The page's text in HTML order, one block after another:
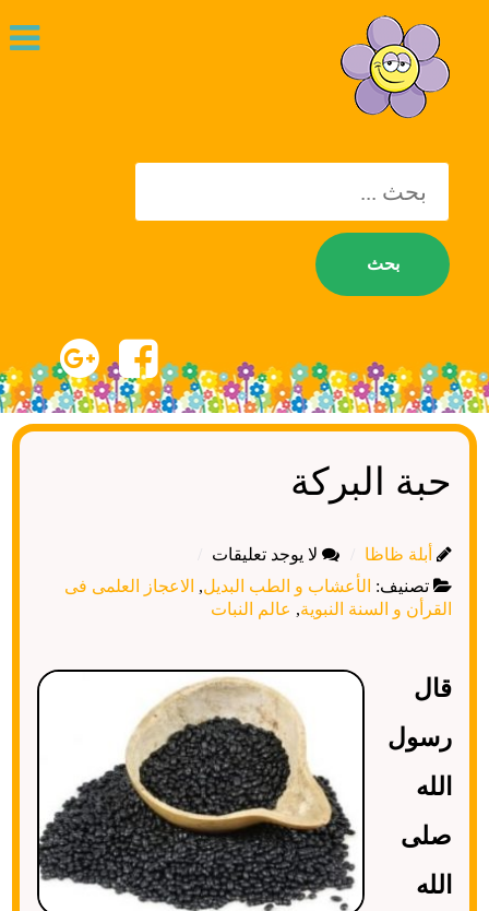
عن:
حبة البركة
أبلة ظاظا
لا يوجد تعليقات
تصنيف: الأعشاب و الطب البديل, الاعجاز العلمى فى
القرأن و السنة النبوية, عالم النبات
قال
رسول
الله
صلى
الله